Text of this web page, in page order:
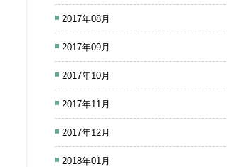
2017年08月
2017年09月
2017年10月
2017年11月
2017年12月
2018年01月